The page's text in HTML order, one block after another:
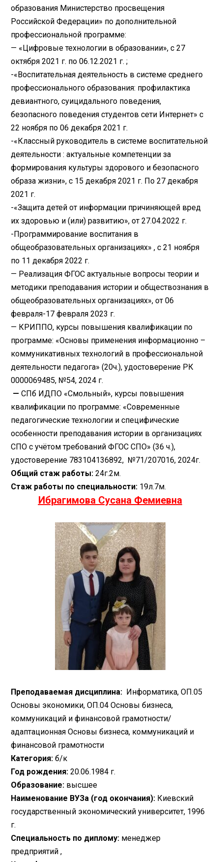
образования Министерство просвещения
Российской Федерации» по дополнительной
профессиональной программе:
— «Цифровые технологии в образовании», с 27
октября 2021 г. по 06.12.2021 г. ;
-«Воспитательная деятельность в системе среднего
профессионального образования: профилактика
девиантного, суицидального поведения,
безопасного поведения студентов сети Интернет» с
22 ноября по 06 декабря 2021 г.
-«Классный руководитель в системе воспитательной
деятельности : актуальные компетенции за
формирования культуры здорового и безопасного
образа жизни», с 15 декабря 2021 г. По 27 декабря
2021 г.
-«Защита детей от информации причиняющей вред
их здоровью и (или) развитию», от 27.04.2022 г.
-Программирование воспитания в
общеобразовательных организациях» , с 21 ноября
по 11 декабря 2022 г.
— Реализация ФГОС актуальные вопросы теории и
методики преподавания истории и обществознания в
общеобразовательных организациях», от 06
февраля-17 февраля 2023 г.
— КРИППО, курсы повышения квалификации по
программе: «Основы применения информационно –
коммуникативных технологий в профессиональной
деятельности педагога» (20ч.), удостоверение РК
0000069485, №54, 2024 г.
—СПб ИДПО «Смольный», курсы повышения
квалификации по программе: «Современные
педагогические технологии и специфические
особенности преподавания истории в организациях
СПО с учётом требований ФГОС СПО» (36 ч.),
удостоверение 783104136892, №71/207016, 2024г.
Общий стаж работы: 24г.2м.
Стаж работы по специальности: 19л.7м.
Ибрагимова Сусана Фемиевна
Преподаваемая дисциплина: Информатика, ОП.05
Основы экономики, ОП.04 Основы бизнеса,
коммуникаций и финансовой грамотности/
адаптационная Основы бизнеса, коммуникаций и
финансовой грамотности
Категория: б/к
Год рождения: 20.06.1984 г.
Образование: высшее
Наименование ВУЗа (год окончания): Киевский
государственный экономический университет, 1996
г.
Специальность по диплому: менеджер
предприятий ,